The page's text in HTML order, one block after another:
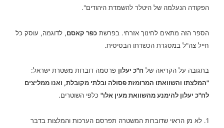
הפקודה הנעלמה של היטלר להשמדת היהודים".
הספר הזה מתאים לחינוך אזרחי. בפרשת כפר קאסם, לדוגמה, עוסק כל
חייל צה"ל במסגרת הכשרתו הבסיסית.
בתגובה על הקריאה של ח"כ יעלון פרסמה דוברות משטרת ישראל:
"המלצתו והשוואתו המרומזת פסולה ובלתי מקובלת, ואנו ממליצים
לח"כ יעלון להימנע מהשוואת מעין אלו" כלפי השוטרים.
1. לא מן הראוי שדוברות המשטרה תפרסם הערכות והמלצות בדבר